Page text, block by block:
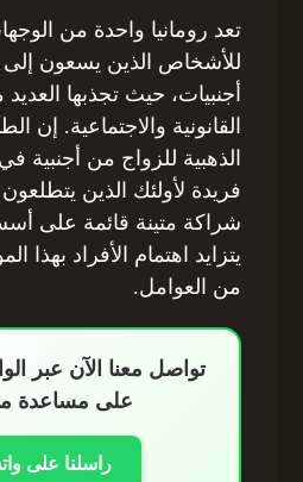
تعد رومانيا واحدة من
للأشخاص الذين يسعون إلى
أجنبيات، حيث تجذبها
القانونية والاجتماعية. إن
الذهبية للزواج من أجنبية
فريدة لأولئك الذين
شراكة متينة قائمة على
يتزايد اهتمام الأفراد بهذا
من العوامل.
تواصل معنا الآن عبر
على مساعدة
راسلنا على